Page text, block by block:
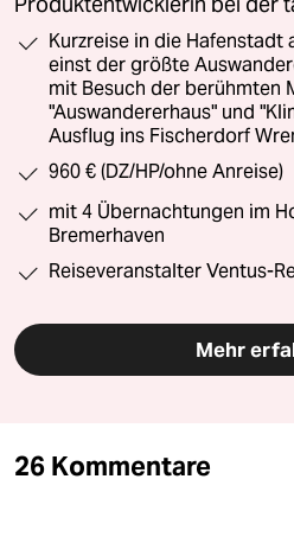
Kurzreise in die Hafenstadt
einst der größte
mit Besuch der berühmten
"Auswandererhaus" und
Ausflug ins Fischerdorf
960 € (DZ/HP/ohne Anreise)
mit 4 Übernachtungen im
Bremerhaven
Reiseveranstalter Ventus-
Mehr
26 Kommentare